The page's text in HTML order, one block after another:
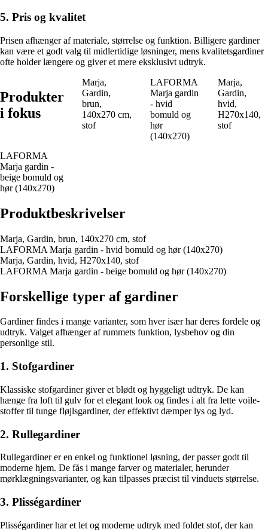
5. Pris og kvalitet
Prisen afhænger af materiale, størrelse og funktion. Billigere gardiner
kan være et godt valg til midlertidige løsninger, mens kvalitetsgardiner
ofte holder længere og giver et mere eksklusivt udtryk.
Produkter
i fokus
Marja,
Gardin,
brun,
140x270 cm,
stof
LAFORMA
Marja gardin
- hvid
bomuld og
hør
(140x270)
Marja,
Gardin,
hvid,
H270x140,
stof
LAFORMA
Marja gardin -
beige bomuld og
hør (140x270)
Produktbeskrivelser
Marja, Gardin, brun, 140x270 cm, stof
LAFORMA Marja gardin - hvid bomuld og hør (140x270)
Marja, Gardin, hvid, H270x140, stof
LAFORMA Marja gardin - beige bomuld og hør (140x270)
Forskellige typer af gardiner
Gardiner findes i mange varianter, som hver især har deres fordele og
udtryk. Valget afhænger af rummets funktion, lysbehov og din
personlige stil.
1. Stofgardiner
Klassiske stofgardiner giver et blødt og hyggeligt udtryk. De kan
hænge fra loft til gulv for et elegant look og findes i alt fra lette voile-
stoffer til tunge fløjlsgardiner, der effektivt dæmper lys og lyd.
2. Rullegardiner
Rullegardiner er en enkel og funktionel løsning, der passer godt til
moderne hjem. De fås i mange farver og materialer, herunder
mørklægningsvarianter, og kan tilpasses præcist til vinduets størrelse.
3. Plisségardiner
Plisségardiner har et let og moderne udtryk med foldet stof, der kan